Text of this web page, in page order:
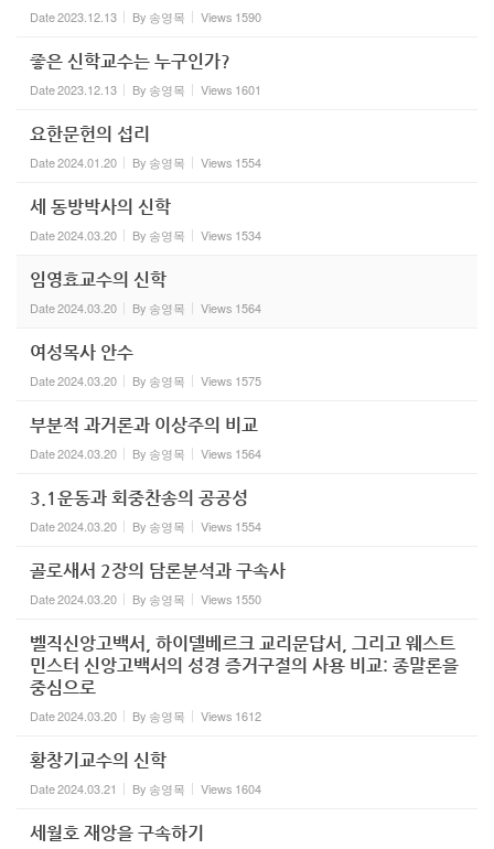
Date2023.12.13 By 송영목 Views 1590
좋은 신학교수는 누구인가?
Date2023.12.13 By 송영목 Views 1601
요한문헌의 섭리
Date2024.01.20 By 송영목 Views 1554
세 동방박사의 신학
Date2024.03.20 By 송영목 Views 1534
임영효교수의 신학
Date2024.03.20 By 송영목 Views 1564
여성목사 안수
Date2024.03.20 By 송영목 Views 1575
부분적 과거론과 이상주의 비교
Date2024.03.20 By 송영목 Views 1564
3.1운동과 회중찬송의 공공성
Date2024.03.20 By 송영목 Views 1554
골로새서 2장의 담론분석과 구속사
Date2024.03.20 By 송영목 Views 1550
벨직신앙고백서, 하이델베르크 교리문답서, 그리고 웨스트
민스터 신앙고백서의 성경 증거구절의 사용 비교: 종말론을
중심으로
Date2024.03.20 By 송영목 Views 1612
황창기교수의 신학
Date2024.03.21 By 송영목 Views 1604
세월호 재앙을 구속하기